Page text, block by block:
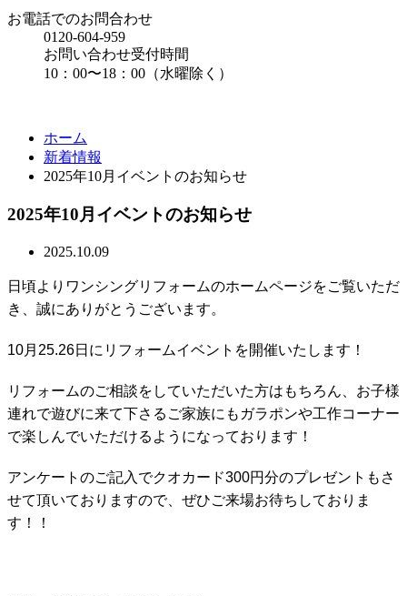
お電話でのお問合わせ
0120-604-959
お問い合わせ受付時間
10：00〜18：00（水曜除く）
ホーム
新着情報
2025年10月イベントのお知らせ
2025年10月イベントのお知らせ
2025.10.09
日頃よりワンシングリフォームのホームページをご覧いただ
き、誠にありがとうございます。
10月25.26日にリフォームイベントを開催いたします！
リフォームのご相談をしていただいた方はもちろん、お子様
連れで遊びに来て下さるご家族にもガラポンや工作コーナー
で楽しんでいただけるようになっております！
アンケートのご記入でクオカード300円分のプレゼントもさ
せて頂いておりますので、ぜひご来場お待ちしておりま
す！！